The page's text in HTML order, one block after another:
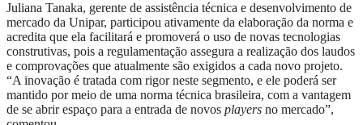
Juliana Tanaka, gerente de assistência técnica e desenvolvimento de
mercado da Unipar, participou ativamente da elaboração da norma e
acredita que ela facilitará e promoverá o uso de novas tecnologias
construtivas, pois a regulamentação assegura a realização dos laudos
e comprovações que atualmente são exigidos a cada novo projeto.
“A inovação é tratada com rigor neste segmento, e ele poderá ser
mantido por meio de uma norma técnica brasileira, com a vantagem
de se abrir espaço para a entrada de novos players no mercado”,